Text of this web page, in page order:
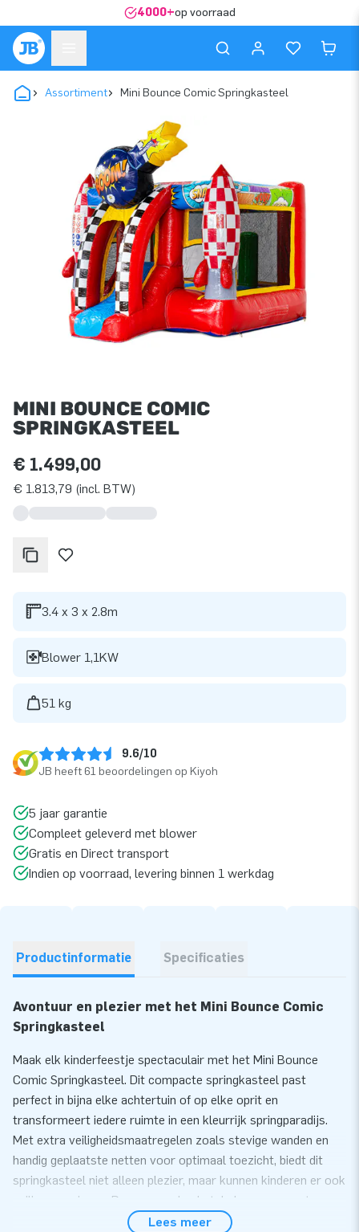
4000+op voorraad
Assortiment Mini Bounce Comic Springkasteel
MINI BOUNCE COMIC
SPRINGKASTEEL
€ 1.499,00
€ 1.813,79 (incl. BTW)
3.4 x 3 x 2.8m
Blower 1,1KW
51 kg
9.6/10
JB heeft 61 beoordelingen op Kiyoh
5 jaar garantie
Compleet geleverd met blower
Gratis en Direct transport
Indien op voorraad, levering binnen 1 werkdag
Productinformatie Specificaties
Avontuur en plezier met het Mini Bounce Comic
Springkasteel
Maak elk kinderfeestje spectaculair met het Mini Bounce
Comic Springkasteel. Dit compacte springkasteel past
perfect in bijna elke achtertuin of op elke oprit en
transformeert iedere ruimte in een kleurrijk springparadijs.
Met extra veiligheidsmaatregelen zoals stevige wanden en
handig geplaatste netten voor optimaal toezicht, biedt dit
springkasteel niet alleen plezier, maar kunnen kinderen er ook
veilig op springen. De spannende obstakels, samen met een
glijbaan die tussen mega 3D-raketten en felle strips slingert,
Lees meer